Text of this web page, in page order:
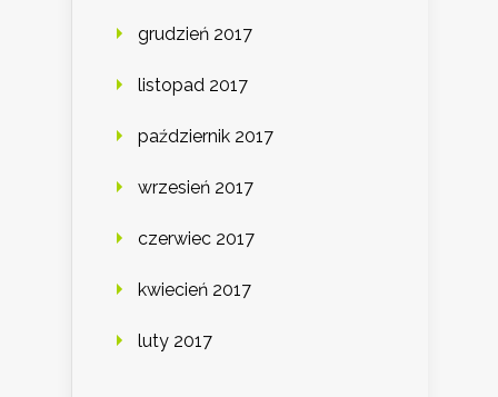
grudzień 2017
listopad 2017
październik 2017
wrzesień 2017
czerwiec 2017
kwiecień 2017
luty 2017